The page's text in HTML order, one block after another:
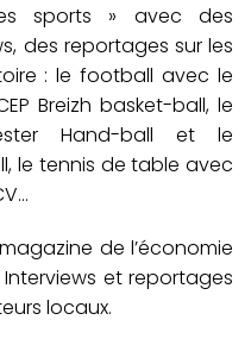
sports » avec des
des reportages sur les
: le football avec le
Breizh basket-ball, le
Hand-ball et le
le tennis de table avec
de l’économie
et reportages
locaux.